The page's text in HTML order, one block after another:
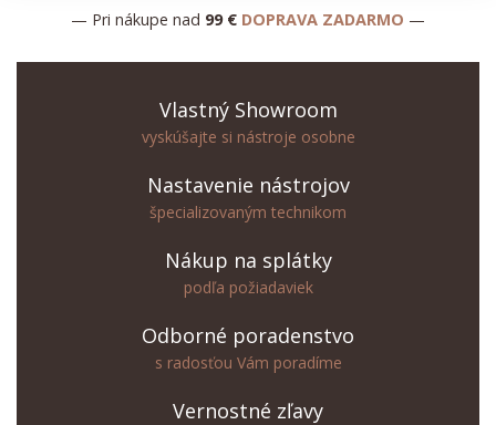
— Pri nákupe nad 99 € DOPRAVA ZADARMO —
Vlastný Showroom
vyskúšajte si nástroje osobne
Nastavenie nástrojov
špecializovaným technikom
Nákup na splátky
podľa požiadaviek
Odborné poradenstvo
s radosťou Vám poradíme
Vernostné zľavy